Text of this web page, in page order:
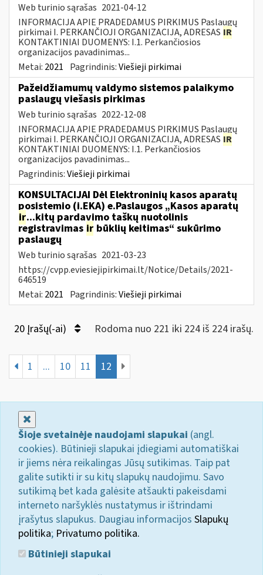
Web turinio sąrašas 2021-04-12
INFORMACIJA APIE PRADEDAMUS PIRKIMUS Paslaugų
pirkimai I. PERKANČIOJI ORGANIZACIJA, ADRESAS IR
KONTAKTINIAI DUOMENYS: I.1. Perkančiosios
organizacijos pavadinimas...
Metai: 2021 Pagrindinis:Viešieji pirkimai
Pažeidžiamumų valdymo sistemos palaikymo
paslaugų viešasis pirkimas
Web turinio sąrašas 2022-12-08
INFORMACIJA APIE PRADEDAMUS PIRKIMUS Paslaugų
pirkimai I. PERKANČIOJI ORGANIZACIJA, ADRESAS IR
KONTAKTINIAI DUOMENYS: I.1. Perkančiosios
organizacijos pavadinimas...
Pagrindinis:Viešieji pirkimai
KONSULTACIJAI Dėl Elektroninių kasos aparatų
posistemio (i.EKA) e.Paslaugos „Kasos aparatų
ir...kitų pardavimo taškų nuotolinis
registravimas ir būklių keitimas“ sukūrimo
paslaugų
Web turinio sąrašas 2021-03-23
https://cvpp.eviesiejipirkimai.lt/Notice/Details/2021-
646519
Metai: 2021 Pagrindinis:Viešieji pirkimai
20 Įrašų(-ai) Rodoma nuo 221 iki 224 iš 224 irašų.
1 ... 10 11 12
Šioje svetainėje naudojami slapukai (angl.
cookies). Būtinieji slapukai įdiegiami automatiškai
ir jiems nėra reikalingas Jūsų sutikimas. Taip pat
galite sutikti ir su kitų slapukų naudojimu. Savo
sutikimą bet kada galėsite atšaukti pakeisdami
interneto naršyklės nustatymus ir ištrindami
įrašytus slapukus. Daugiau informacijos Slapukų
politika; Privatumo politika.
Būtinieji slapukai